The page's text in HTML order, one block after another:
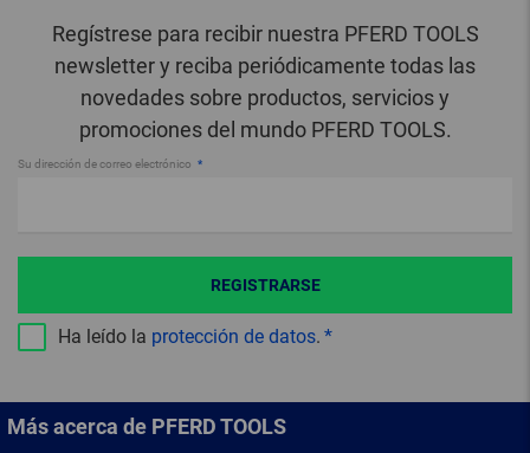
Regístrese para recibir nuestra PFERD TOOLS
newsletter y reciba periódicamente todas las
novedades sobre productos, servicios y
promociones del mundo PFERD TOOLS.
Su dirección de correo electrónico
Ha leído la protección de datos.
REGISTRARSE
Más acerca de PFERD TOOLS